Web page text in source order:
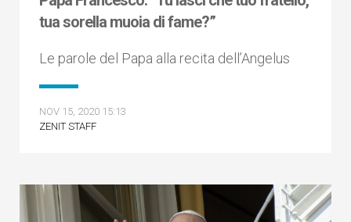
tua sorella muoia di fame?”
Le parole del Papa alla recita dell’Angelus
NOV 15, 2020 15:13
ZENIT STAFF